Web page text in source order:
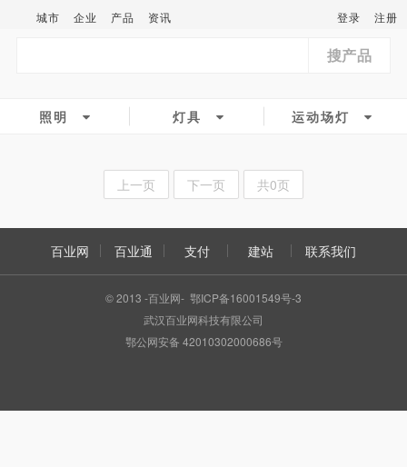
城市 企业 产品 资讯 登录 注册
搜产品
照明 灯具 运动场灯
上一页 下一页 共0页
百业网 百业通 支付 建站 联系我们
© 2013 -百业网- 鄂ICP备16001549号-3
武汉百业网科技有限公司
鄂公网安备 42010302000686号